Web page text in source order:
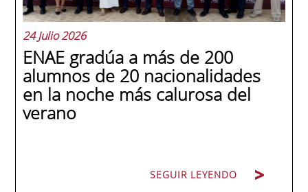
24 Julio 2026
ENAE gradúa a más de 200
alumnos de 20 nacionalidades
en la noche más calurosa del
verano
SEGUIR LEYENDO